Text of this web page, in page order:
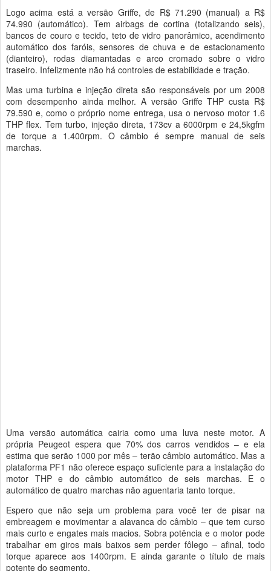
Logo acima está a versão Griffe, de R$ 71.290 (manual) a R$
74.990 (automático). Tem airbags de cortina (totalizando seis),
bancos de couro e tecido, teto de vidro panorâmico, acendimento
automático dos faróis, sensores de chuva e de estacionamento
(dianteiro), rodas diamantadas e arco cromado sobre o vidro
traseiro. Infelizmente não há controles de estabilidade e tração.
Mas uma turbina e injeção direta são responsáveis por um 2008
com desempenho ainda melhor. A versão Griffe THP custa R$
79.590 e, como o próprio nome entrega, usa o nervoso motor 1.6
THP flex. Tem turbo, injeção direta, 173cv a 6000rpm e 24,5kgfm
de torque a 1.400rpm. O câmbio é sempre manual de seis
marchas.
Uma versão automática cairia como uma luva neste motor. A
própria Peugeot espera que 70% dos carros vendidos – e ela
estima que serão 1000 por mês – terão câmbio automático. Mas a
plataforma PF1 não oferece espaço suficiente para a instalação do
motor THP e do câmbio automático de seis marchas. E o
automático de quatro marchas não aguentaria tanto torque.
Espero que não seja um problema para você ter de pisar na
embreagem e movimentar a alavanca do câmbio – que tem curso
mais curto e engates mais macios. Sobra potência e o motor pode
trabalhar em giros mais baixos sem perder fôlego – afinal, todo
torque aparece aos 1400rpm. E ainda garante o título de mais
potente do segmento.